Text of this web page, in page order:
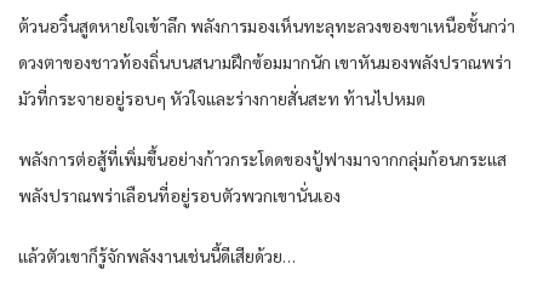
ต้วนอวิ๋น​สูด​หายใจเข้า​ลึก​ พลัง​การ​มองเห็น​ทะลุทะลวง​ของ​ขา​เหนือชั้นกว่า​
ดวงตา​ของ​ชาว​ท้องถิ่น​บน​สนาม​ฝึกซ้อม​มาก​นัก​ เขา​หัน​มอง​พลัง​ปราณ​พร่า
มัว​ที่​กระจาย​อยู่​รอบ​ๆ หัวใจ​และ​ร่างกาย​สั่นสะท ท้าน​ไปหมด​
พลัง​การต่อสู้​ที่​เพิ่มขึ้น​อย่าง​ก้าว​กระโดด​ของ​ปู้ฟางมาจาก​กลุ่มก้อน​กระแส​
พลัง​ปราณ​พร่า​เลือน​ที่อยู่​รอบตัว​พวกเขา​นั่นเอง​
แล้ว​ตัว​เขา​ก็​รู้จัก​พลังงาน​เช่นนี้​ดี​เสีย​ด้วย​…